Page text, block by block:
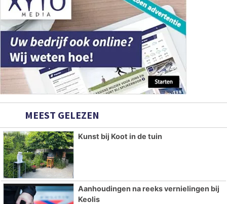
MEEST GELEZEN
Kunst bij Koot in de tuin
Aanhoudingen na reeks vernielingen bij
Keolis